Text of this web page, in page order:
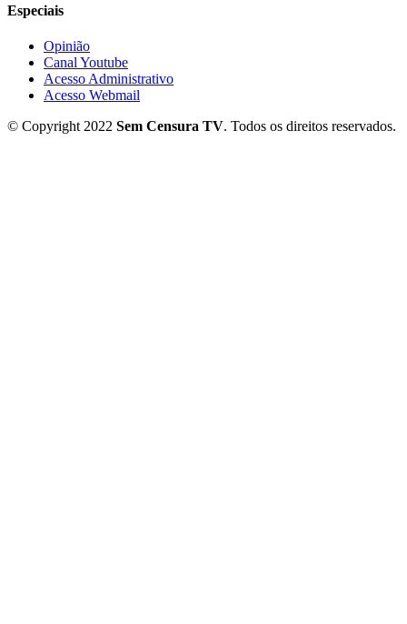
Especiais
Opinião
Canal Youtube
Acesso Administrativo
Acesso Webmail
© Copyright 2022 Sem Censura TV. Todos os direitos reservados.